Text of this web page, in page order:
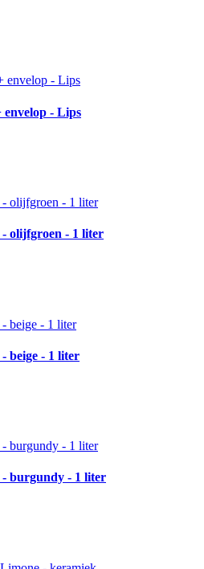
envelop - Lips
olijfgroen - 1 liter
beige - 1 liter
burgundy - 1 liter